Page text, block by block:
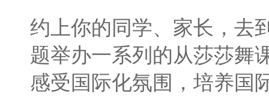
约上你的同学、家长，去
题举办一系列的从莎莎舞
感受国际化氛围，培养国